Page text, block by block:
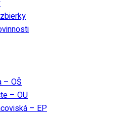
– OŠ
– OU
– EP